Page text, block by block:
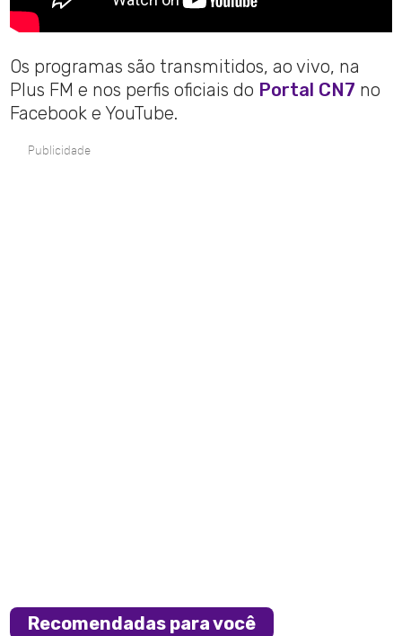
Os programas são transmitidos, ao vivo, na
Plus FM e nos perfis oficiais do Portal CN7 no
Facebook e YouTube.
Publicidade
Recomendadas para você